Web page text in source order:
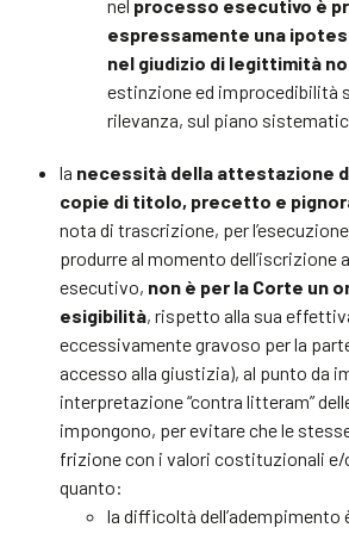
nel processo esecutivo è
espressamente una
nel giudizio di legittimità
estinzione ed improcedibilità
rilevanza, sul piano
la necessità della attestazione
copie di titolo, precetto e
nota di trascrizione, per
produrre al momento dell’iscrizione
esecutivo, non è per la Corte un
esigibilità, rispetto alla sua
eccessivamente gravoso per la
accesso alla giustizia), al punto da
interpretazione “contra litteram”
impongono, per evitare che le
frizione con i valori costituzionali e/
quanto:
la difficoltà